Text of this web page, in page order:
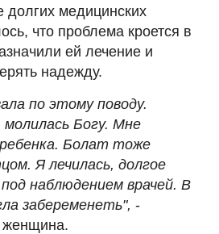
долгих медицинских
что проблема кроется в
ей лечение и
надежду.
по этому поводу.
Богу. Мне
Болат тоже
Я лечилась, долгое
наблюдением врачей. В
забеременеть", -
женщина.